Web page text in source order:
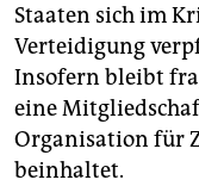
Staaten sich im
Verteidigung
Insofern bleibt
eine
Organisation für
beinhaltet.